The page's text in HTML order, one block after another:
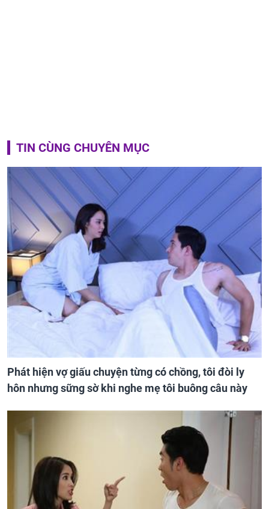
TIN CÙNG CHUYÊN MỤC
Phát hiện vợ giấu chuyện từng có chồng, tôi đòi ly
hôn nhưng sững sờ khi nghe mẹ tôi buông câu này